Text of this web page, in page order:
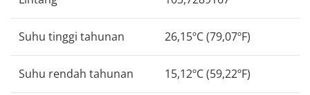
Suhu tinggi tahunan 26,15ºC (79,07ºF)
Suhu rendah tahunan 15,12ºC (59,22ºF)